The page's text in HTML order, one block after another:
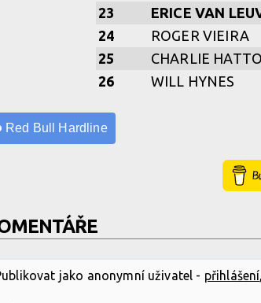
23
ERICE VAN
24
ROGER VIEIRA
25
CHARLIE
26
WILL HYNES
Red Bull Hardline
jako anonymní uživatel - přihlášení,